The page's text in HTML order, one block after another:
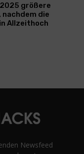
größere
nachdem die
Allzeithoch
Newsfeed